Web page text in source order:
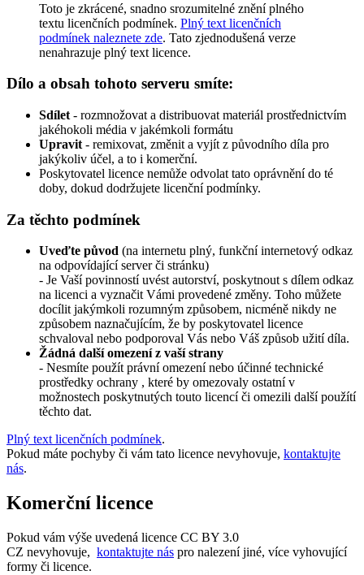
Toto je zkrácené, snadno srozumitelné znění plného
textu licenčních podmínek. Plný text licenčních
podmínek naleznete zde. Tato zjednodušená verze
nenahrazuje plný text licence.
Dílo a obsah tohoto serveru smíte:
Sdílet - rozmnožovat a distribuovat materiál prostřednictvím
jakéhokoli média v jakémkoli formátu
Upravit - remixovat, změnit a vyjít z původního díla pro
jakýkoliv účel, a to i komerční.
Poskytovatel licence nemůže odvolat tato oprávnění do té
doby, dokud dodržujete licenční podmínky.
Za těchto podmínek
Uveďte původ (na internetu plný, funkční internetový odkaz
na odpovídající server či stránku)
- Je Vaší povinností uvést autorství, poskytnout s dílem odkaz
na licenci a vyznačit Vámi provedené změny. Toho můžete
docílit jakýmkoli rozumným způsobem, nicméně nikdy ne
způsobem naznačujícím, že by poskytovatel licence
schvaloval nebo podporoval Vás nebo Váš způsob užití díla.
Žádná další omezení z vaší strany
- Nesmíte použít právní omezení nebo účinné technické
prostředky ochrany , které by omezovaly ostatní v
možnostech poskytnutých touto licencí či omezili další použítí
těchto dat.
Plný text licenčních podmínek.
Pokud máte pochyby či vám tato licence nevyhovuje, kontaktujte
nás.
Komerční licence
Pokud vám výše uvedená licence CC BY 3.0
CZ nevyhovuje, kontaktujte nás pro nalezení jiné, více vyhovující
formy či licence.